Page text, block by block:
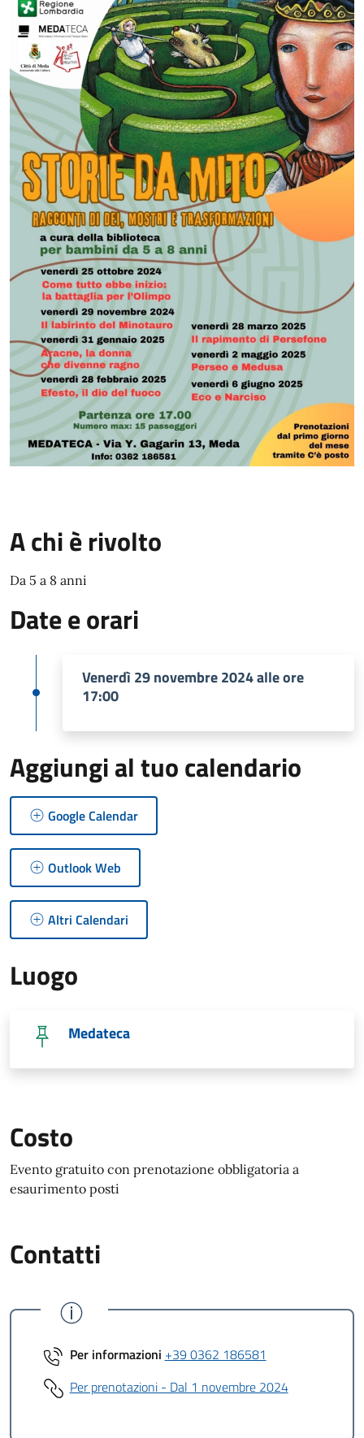
A chi è rivolto
Da 5 a 8 anni
Date e orari
Venerdì 29 novembre 2024 alle ore
17:00
Aggiungi al tuo calendario
Google Calendar
Outlook Web
Altri Calendari
Luogo
Medateca
Costo
Evento gratuito con prenotazione obbligatoria a
esaurimento posti
Contatti
Per informazioni +39 0362 186581
Per prenotazioni - Dal 1 novembre 2024